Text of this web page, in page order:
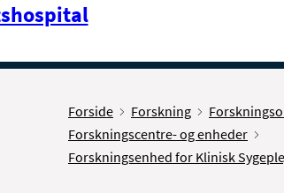
Forside Forskning
Forskningscentre- og enheder
Forskningsenhed for Klinisk